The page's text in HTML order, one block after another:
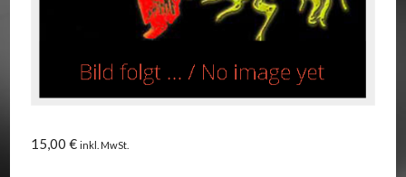
15,00 € inkl. MwSt.